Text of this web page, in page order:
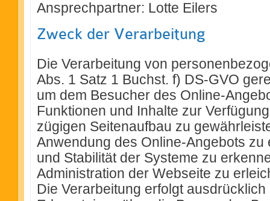
Ansprechpartner: Lotte Eilers
Zweck der Verarbeitung
Die Verarbeitung von
Abs. 1 Satz 1 Buchst. f) DS-GVO
um dem Besucher des Online-
Funktionen und Inhalte zur
zügigen Seitenaufbau zu
Anwendung des Online-Angebots
und Stabilität der Systeme zu
Administration der Webseite zu
Die Verarbeitung erfolgt